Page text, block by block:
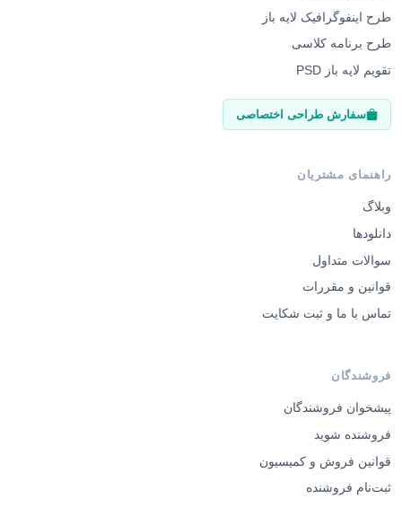
طرح اینفوگرافیک لایه باز
طرح برنامه کلاسی
تقویم لایه باز PSD
سفارش طراحی اختصاصی
راهنمای مشتریان
وبلاگ
دانلودها
سوالات متداول
قوانین و مقررات
تماس با ما و ثبت شکایت
فروشندگان
پیشخوان فروشندگان
فروشنده شوید
قوانین فروش و کمیسیون
ثبت‌نام فروشنده